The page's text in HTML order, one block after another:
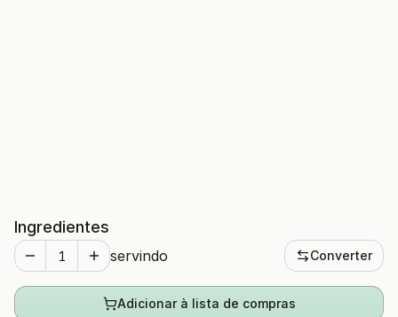
Ingredientes
servindo Converter
Adicionar à lista de compras